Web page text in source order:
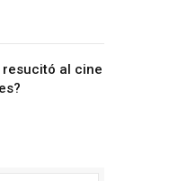
resucitó al cine